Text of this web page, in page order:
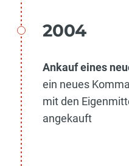
2004
Ankauf eines
ein neues
mit den
angekauft